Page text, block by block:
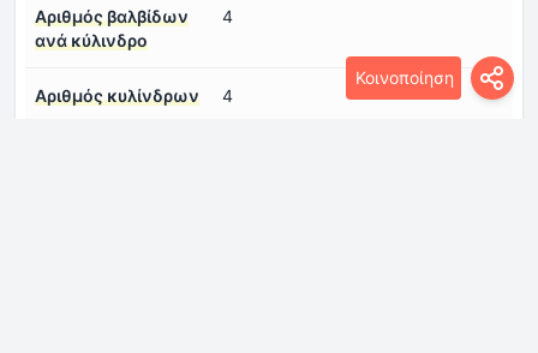
Κοινοποίηση
Αριθμός βαλβίδων
ανά κύλινδρο
4
Αριθμός κυλίνδρων 4